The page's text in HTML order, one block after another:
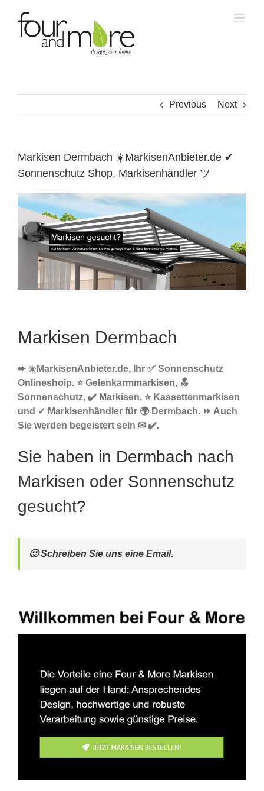
content
Previous Next
Markisen Dermbach ☀️MarkisenAnbieter.de ✔
Sonnenschutz Shop, Markisenhändler ツ
Markisen Dermbach
➨ ☀️MarkisenAnbieter.de, Ihr ✅ Sonnenschutz
Onlineshoip. ⭐ Gelenkarmmarkisen, 🔝
Sonnenschutz, ✔️ Markisen, ⭐ Kassettenmarkisen
und ✓ Markisenhändler für 🌍 Dermbach. ⏩ Auch
Sie werden begeistert sein ✉ ✔️.
Sie haben in Dermbach nach
Markisen oder Sonnenschutz
gesucht?
🙂 Schreiben Sie uns eine Email.